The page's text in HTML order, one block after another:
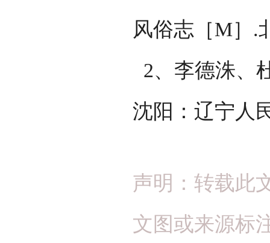
风俗志［M］.
2、李德洙、
沈阳：辽宁人
声明：转载此
文图或来源标